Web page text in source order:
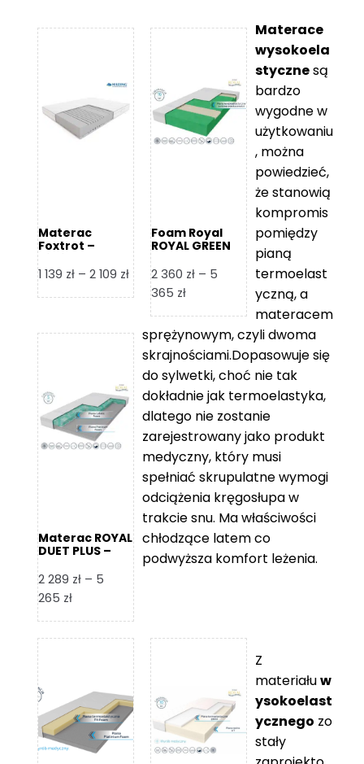
Materac
Foxtrot –
1 139 zł – 2 109 złZakres
cen:
1
139 zł
do
2
109 zł
Foam Royal
ROYAL GREEN
piankowy
2 360 zł – 5
365 złZakres
od
2
360 zł
5
365 zł
Materac ROYAL
DUET PLUS –
2 289 zł – 5
265 złZakres
od
do
5
265 zł
Materace
wysokoela
stycznesą
bardzo
wygodne w
użytkowaniu
, można
powiedzieć,
że stanowią
kompromis
pomiędzy
pianą
termoelast
yczną, a
materacem
sprężynowym, czyli dwoma
skrajnościami.Dopasowuje się
do sylwetki, choć nie tak
dokładnie jak termoelastyka,
dlatego nie zostanie
zarejestrowany jako produkt
medyczny, który musi
spełniać skrupulatne wymogi
odciążenia kręgosłupa w
trakcie snu. Ma właściwości
chłodzące latem co
podwyższa komfort leżenia.
Z
materiałuw
ysokoelast
ycznego zo
stały